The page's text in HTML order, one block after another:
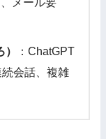
：ChatGPT
会話、複雑